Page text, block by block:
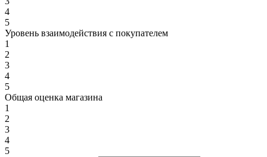
4
5
Уровень взаимодействия с покупателем
1
2
3
4
5
Общая оценка магазина
1
2
3
4
5